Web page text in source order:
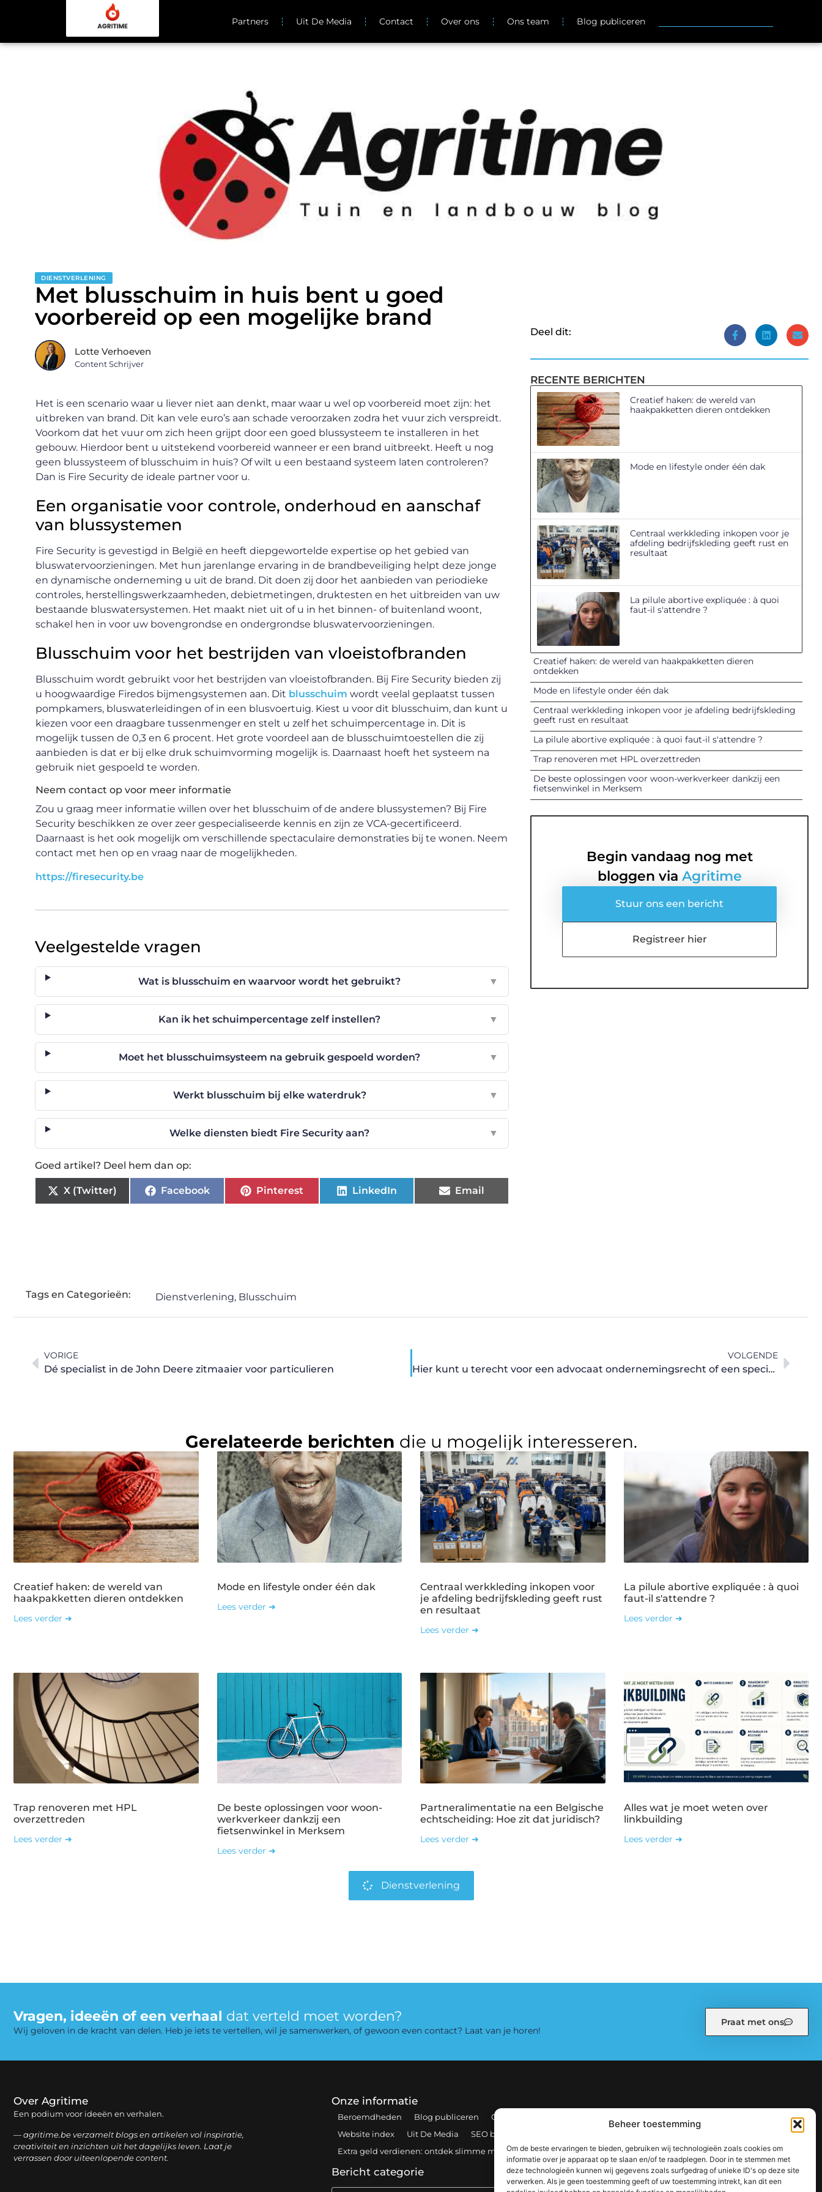
Beheer toestemming
Om de beste ervaringen te bieden, gebruiken wij technologieën zoals cookies om
informatie over je apparaat op te slaan en/of te raadplegen. Door in te stemmen met
deze technologieën kunnen wij gegevens zoals surfgedrag of unieke ID's op deze site
verwerken. Als je geen toestemming geeft of uw toestemming intrekt, kan dit een
Partners Uit De Media Contact Over ons Ons team Blog publiceren
DIENSTVERLENING
Met blusschuim in huis bent u goed
voorbereid op een mogelijke brand
Lotte Verhoeven
Content Schrijver
Het is een scenario waar u liever niet aan denkt, maar waar u wel op voorbereid moet zijn: het
uitbreken van brand. Dit kan vele euro’s aan schade veroorzaken zodra het vuur zich verspreidt.
Voorkom dat het vuur om zich heen grijpt door een goed blussysteem te installeren in het
gebouw. Hierdoor bent u uitstekend voorbereid wanneer er een brand uitbreekt. Heeft u nog
geen blussysteem of blusschuim in huis? Of wilt u een bestaand systeem laten controleren?
Dan is Fire Security de ideale partner voor u.
Een organisatie voor controle, onderhoud en aanschaf
van blussystemen
Fire Security is gevestigd in België en heeft diepgewortelde expertise op het gebied van
bluswatervoorzieningen. Met hun jarenlange ervaring in de brandbeveiliging helpt deze jonge
en dynamische onderneming u uit de brand. Dit doen zij door het aanbieden van periodieke
controles, herstellingswerkzaamheden, debietmetingen, druktesten en het uitbreiden van uw
bestaande bluswatersystemen. Het maakt niet uit of u in het binnen- of buitenland woont,
schakel hen in voor uw bovengrondse en ondergrondse bluswatervoorzieningen.
Blusschuim voor het bestrijden van vloeistofbranden
Blusschuim wordt gebruikt voor het bestrijden van vloeistofbranden. Bij Fire Security bieden zij
u hoogwaardige Firedos bijmengsystemen aan. Dit blusschuim wordt veelal geplaatst tussen
pompkamers, bluswaterleidingen of in een blusvoertuig. Kiest u voor dit blusschuim, dan kunt u
kiezen voor een draagbare tussenmenger en stelt u zelf het schuimpercentage in. Dit is
mogelijk tussen de 0,3 en 6 procent. Het grote voordeel aan de blusschuimtoestellen die zij
aanbieden is dat er bij elke druk schuimvorming mogelijk is. Daarnaast hoeft het systeem na
gebruik niet gespoeld te worden.
Neem contact op voor meer informatie
Zou u graag meer informatie willen over het blusschuim of de andere blussystemen? Bij Fire
Security beschikken ze over zeer gespecialiseerde kennis en zijn ze VCA-gecertificeerd.
Daarnaast is het ook mogelijk om verschillende spectaculaire demonstraties bij te wonen. Neem
contact met hen op en vraag naar de mogelijkheden.
https://firesecurity.be
Veelgestelde vragen
Wat is blusschuim en waarvoor wordt het gebruikt? ▼
Kan ik het schuimpercentage zelf instellen? ▼
Moet het blusschuimsysteem na gebruik gespoeld worden? ▼
Werkt blusschuim bij elke waterdruk? ▼
Welke diensten biedt Fire Security aan? ▼
Goed artikel? Deel hem dan op:
X (Twitter) Facebook Pinterest LinkedIn Email
Deel dit:
RECENTE BERICHTEN
Creatief haken: de wereld van
haakpakketten dieren ontdekken
Mode en lifestyle onder één dak
Centraal werkkleding inkopen voor je
afdeling bedrijfskleding geeft rust en
resultaat
La pilule abortive expliquée : à quoi
faut-il s'attendre ?
Creatief haken: de wereld van haakpakketten dieren
ontdekken
Mode en lifestyle onder één dak
Centraal werkkleding inkopen voor je afdeling bedrijfskleding
geeft rust en resultaat
La pilule abortive expliquée : à quoi faut-il s'attendre ?
Trap renoveren met HPL overzettreden
De beste oplossingen voor woon-werkverkeer dankzij een
fietsenwinkel in Merksem
Begin vandaag nog met
bloggen via Agritime
Stuur ons een bericht
Registreer hier
Tags en Categorieën: Dienstverlening, Blusschuim
VORIGE
Dé specialist in de John Deere zitmaaier voor particulieren
VOLGENDE
Hier kunt u terecht voor een advocaat ondernemingsrecht of een specialist in bouwverzekeringen
Gerelateerde berichten die u mogelijk interesseren.
Creatief haken: de wereld van
haakpakketten dieren ontdekken
Lees verder ➜
Mode en lifestyle onder één dak
Lees verder ➜
Centraal werkkleding inkopen voor
je afdeling bedrijfskleding geeft rust
en resultaat
Lees verder ➜
La pilule abortive expliquée : à quoi
faut-il s'attendre ?
Lees verder ➜
Trap renoveren met HPL
overzettreden
Lees verder ➜
De beste oplossingen voor woon-
werkverkeer dankzij een
fietsenwinkel in Merksem
Lees verder ➜
Partneralimentatie na een Belgische
echtscheiding: Hoe zit dat juridisch?
Lees verder ➜
Alles wat je moet weten over
linkbuilding
Lees verder ➜
Dienstverlening
Vragen, ideeën of een verhaal dat verteld moet worden?
Wij geloven in de kracht van delen. Heb je iets te vertellen, wil je samenwerken, of gewoon even contact? Laat van je horen!
Praat met ons
Over Agritime
Een podium voor ideeën en verhalen.
— agritime.be verzamelt blogs en artikelen vol inspiratie,
creativiteit en inzichten uit het dagelijks leven. Laat je
verrassen door uiteenlopende content.
Onze informatie
Beroemdheden Blog publiceren Contact
Website index
Uit De Media
SEO backlinks kopen: zo bouw je stap voor stap aan een sterke online autoriteit
Extra geld verdienen: ontdek slimme manieren om jouw inkomen te vergroten
Bericht categorie